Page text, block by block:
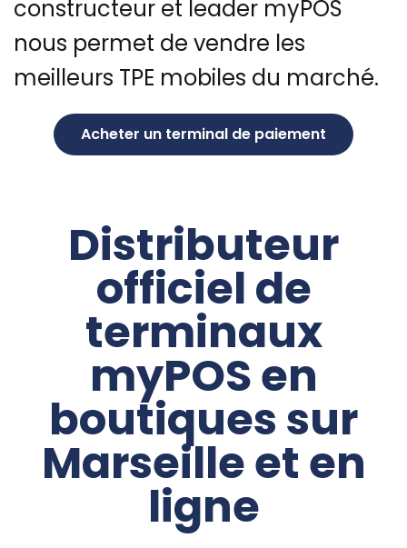
constructeur et leader myPOS
nous permet de vendre les
meilleurs TPE mobiles du marché.
Acheter un terminal de paiement
Distributeur
officiel de
terminaux
myPOS en
boutiques sur
Marseille et en
ligne